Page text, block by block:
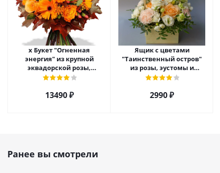
х Букет "Огненная
энергия" из крупной
эквадорской розы,
гиперикума и гермини.
13490 ₽
Ящик с цветами
"Таинственный остров"
из розы, эустомы и
диантуса арт. 7754
2990 ₽
Ранее вы смотрели